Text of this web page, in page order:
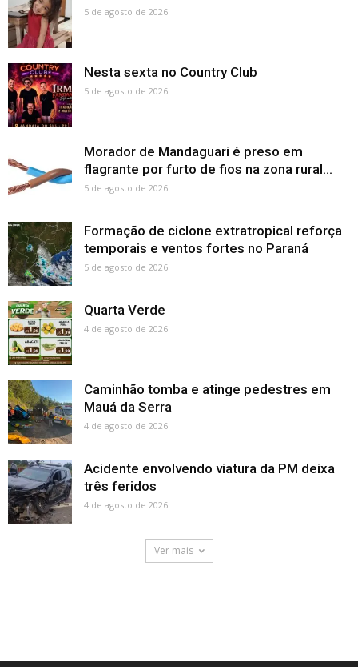
5 de agosto de 2026
Nesta sexta no Country Club
5 de agosto de 2026
Morador de Mandaguari é preso em
flagrante por furto de fios na zona rural...
5 de agosto de 2026
Formação de ciclone extratropical reforça
temporais e ventos fortes no Paraná
5 de agosto de 2026
Quarta Verde
4 de agosto de 2026
Caminhão tomba e atinge pedestres em
Mauá da Serra
4 de agosto de 2026
Acidente envolvendo viatura da PM deixa
três feridos
4 de agosto de 2026
Ver mais